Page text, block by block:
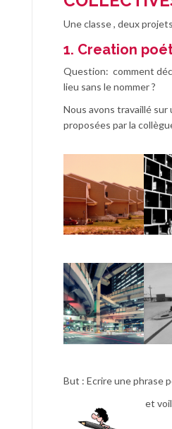
Une classe , deux
1. Creation
Question: comment
lieu sans le nommer ?
Nous avons travaillé
proposées par la
But : Ecrire une phrase
et